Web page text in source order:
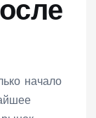
начало